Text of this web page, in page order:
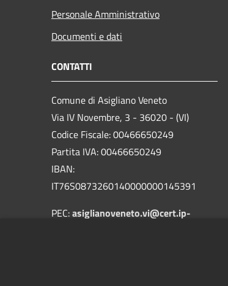
Personale Amministrativo
Documenti e dati
CONTATTI
Comune di Asigliano Veneto
Via IV Novembre, 3 - 36020 - (VI)
Codice Fiscale: 00466650249
Partita IVA: 00466650249
IBAN:
IT76S0873260140000000145391
PEC:asiglianoveneto.vi@cert.ip-